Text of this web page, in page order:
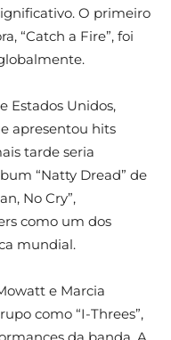
O primeiro
“Catch a Fire”, foi
Estados Unidos,
apresentou hits
tarde seria
“Natty Dread” de
No Cry”,
como um dos
mundial.
e Marcia
como “I-Threes”,